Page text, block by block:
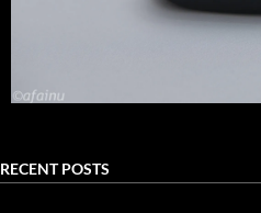
RECENT POSTS